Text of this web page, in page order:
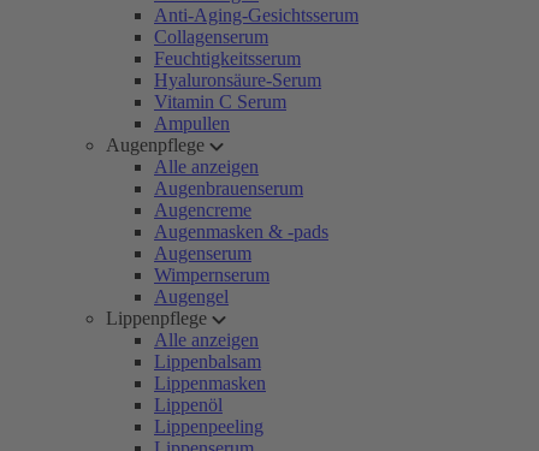
Anti-Aging-Gesichtsserum
Collagenserum
Feuchtigkeitsserum
Hyaluronsäure-Serum
Vitamin C Serum
Ampullen
Augenpflege
Alle anzeigen
Augenbrauenserum
Augencreme
Augenmasken & -pads
Augenserum
Wimpernserum
Augengel
Lippenpflege
Alle anzeigen
Lippenbalsam
Lippenmasken
Lippenöl
Lippenpeeling